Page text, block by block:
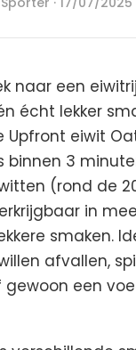
naar een
écht lekker
eiwit
binnen 3
(rond de
in
smaken.
afvallen,
gewoon een